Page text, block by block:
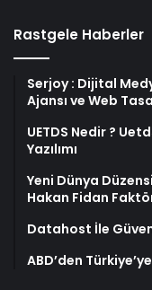
Rastgele Haberler
Serjoy : Dijital
Ajansı ve Web
UETDS Nedir ?
Yazılımı
Yeni Dünya
Hakan Fidan
Datahost İle
ABD’den